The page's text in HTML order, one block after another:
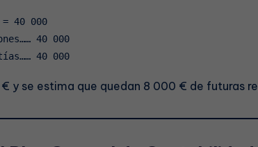
40 000
40 000
    Cr  141 Provisión garantías…… 40 000
y se estima que quedan 8 000 € de futuras